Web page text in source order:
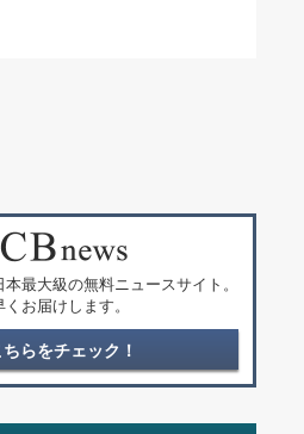
最大級の無料ニュースサイト。
お届けします。
らをチェック！